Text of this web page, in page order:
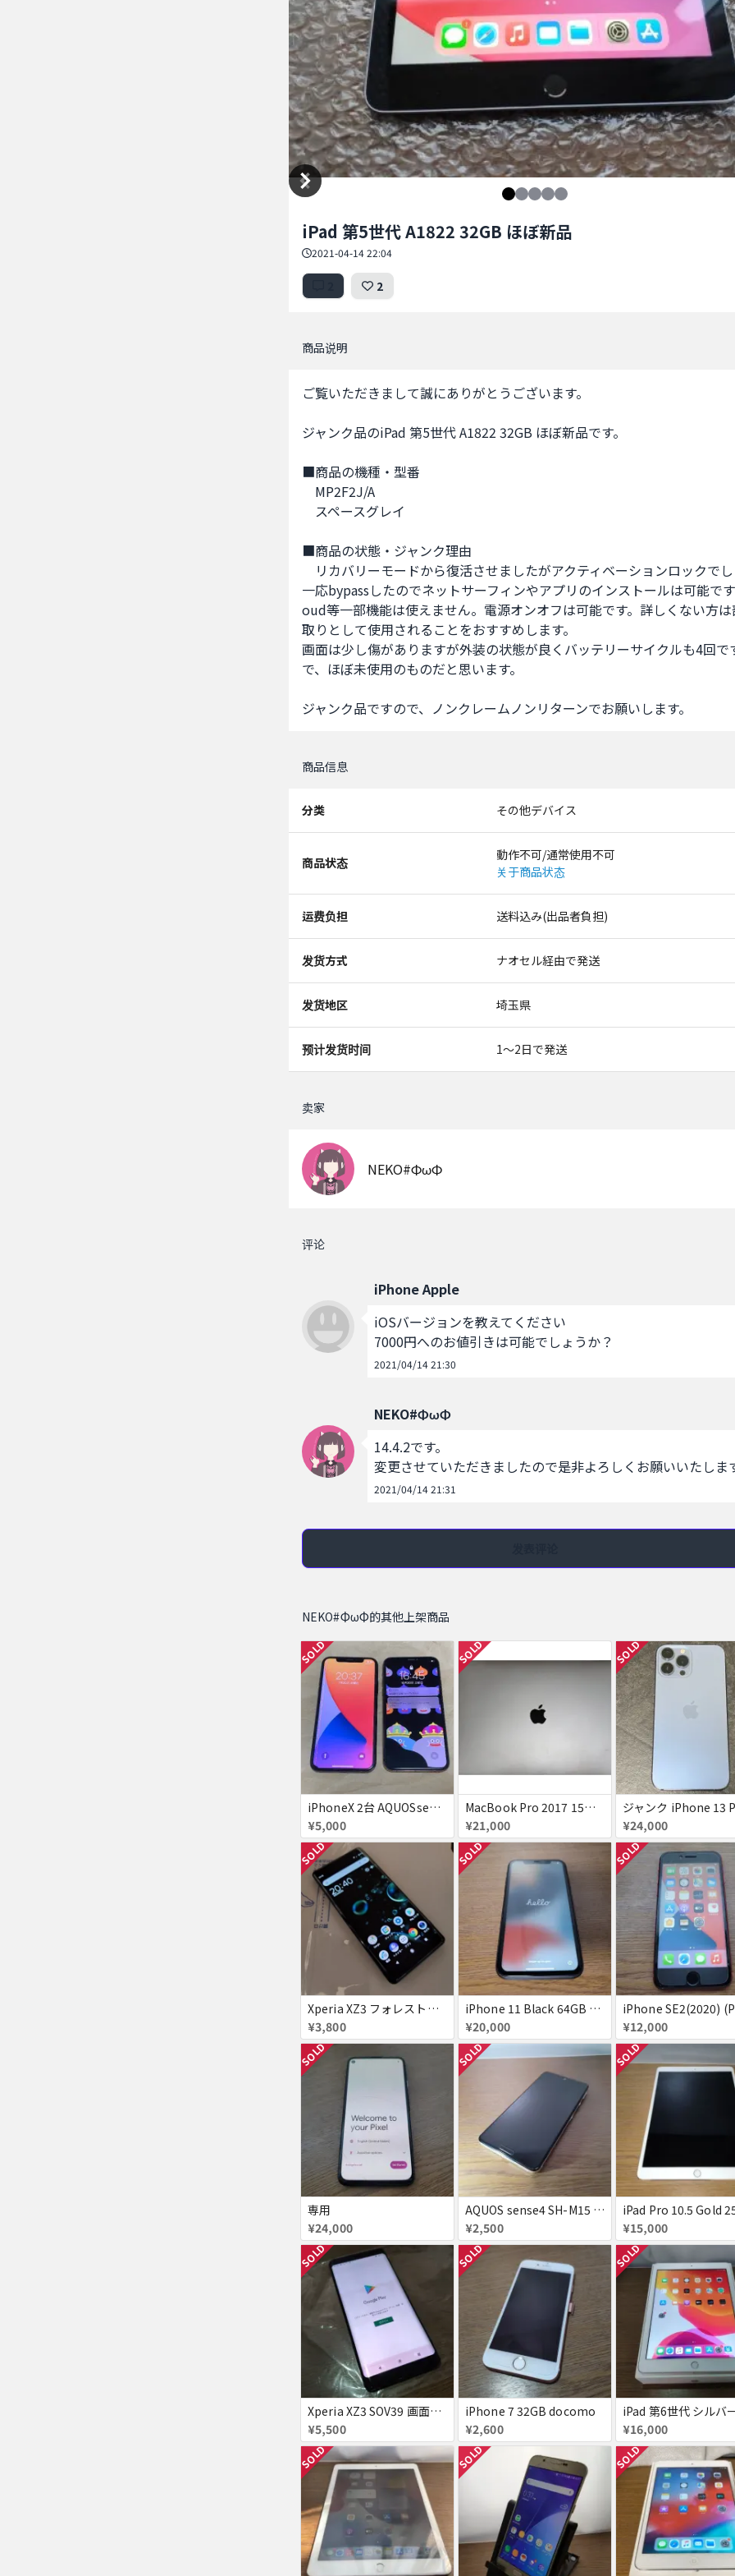
iPad 第5世代 A1822 32GB ほぼ新品
2021-04-14 22:04
2
商品说明
ご覧いただきまして誠にありがとうございます。
ジャンク品のiPad 第5世代 A1822 32GB ほぼ新品です。
■商品の機種・型番
MP2F2J/A
スペースグレイ
■商品の状態・ジャンク理由
リカバリーモードから復活させましたがアクティベーションロックで
一応bypassしたのでネットサーフィンやアプリのインストールは可能で
oud等一部機能は使えません。電源オンオフは可能です。詳しくない方
取りとして使用されることをおすすめします。
画面は少し傷がありますが外装の状態が良くバッテリーサイクルも4回で
で、ほぼ未使用のものだと思います。
ジャンク品ですので、ノンクレームノンリターンでお願いします。
商品信息
分类 その他デバイス
商品状态
動作不可/通常使用不可
关于商品状态
运费负担 送料込み(出品者負担)
发货方式 ナオセル経由で発送
发货地区 埼玉県
预计发货时间 1〜2日で発送
卖家
NEKO#ΦωΦ
评论
iPhone Apple
iOSバージョンを教えてください
7000円へのお値引きは可能でしょうか？
2021/04/14 21:30
NEKO#ΦωΦ
14.4.2です。
変更させていただきましたので是非よろしくお願いいたしま
2021/04/14 21:31
NEKO#ΦωΦ的其他上架商品
SOLD
iPhoneX 2台 AQUOSsense5g ジャンク品
¥5,000
SOLD
MacBook Pro 2017 15インチ i7 2.8GHz SSD256GB RAM16GB
¥21,000
SOLD
¥24,000
SOLD
Xperia XZ3 フォレストグリーン 画面割れ SB△ SIMロック解除済み
¥3,800
SOLD
iPhone 11 Black 64GB SoftBank
¥20,000
SOLD
¥12,000
SOLD
専用
¥24,000
SOLD
AQUOS sense4 SH-M15 画面表示不良
¥2,500
SOLD
¥15,000
SOLD
Xperia XZ3 SOV39 画面焼け △判定
¥5,500
SOLD
iPhone 7 32GB docomo
¥2,600
SOLD
¥16,000
SOLD SOLD SOLD